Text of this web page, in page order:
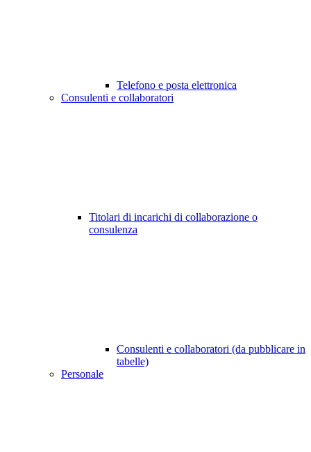
Telefono e posta elettronica
Consulenti e collaboratori
Titolari di incarichi di collaborazione o
consulenza
Consulenti e collaboratori (da pubblicare in
tabelle)
Personale